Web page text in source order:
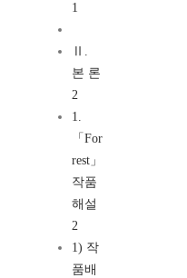
1
Ⅱ.
본 론
2
1.
「For
rest」
작품
해설
2
1) 작
품배